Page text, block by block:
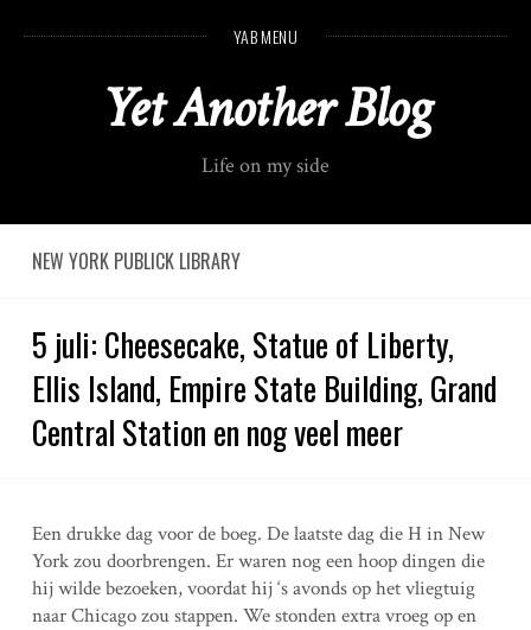
n
YAB MENU
Yet Another Blog
Life on my side
NEW YORK PUBLICK LIBRARY
5 juli: Cheesecake, Statue of Liberty,
Ellis Island, Empire State Building, Grand
Central Station en nog veel meer
Een drukke dag voor de boeg. De laatste dag die H in New
York zou doorbrengen. Er waren nog een hoop dingen die
hij wilde bezoeken, voordat hij ‘s avonds op het vliegtuig
naar Chicago zou stappen. We stonden extra vroeg op en